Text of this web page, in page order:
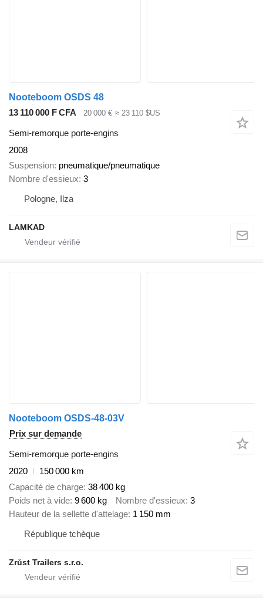
Nooteboom OSDS 48
13 110 000 F CFA
20 000 € ≈ 23 110 $US
Semi-remorque porte-engins
2008
Suspension pneumatique/pneumatique
Nombre d'essieux 3
Pologne, Ilza
LAMKAD
Nooteboom OSDS-48-03V
Prix sur demande
Semi-remorque porte-engins
2020
150 000 km
Capacité de charge 38 400 kg
Poids net à vide 9 600 kg Nombre d'essieux 3
Hauteur de la sellette d'attelage 1 150 mm
République tchèque
Zrůst Trailers s.r.o.